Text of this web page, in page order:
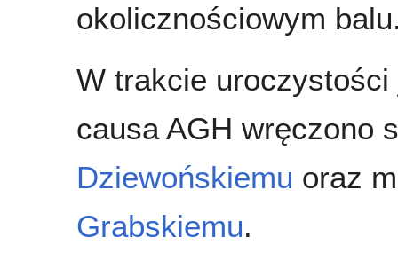
okolicznościowym
W trakcie
causa AGH wręczono
Dziewońskiemu oraz
Grabskiemu.